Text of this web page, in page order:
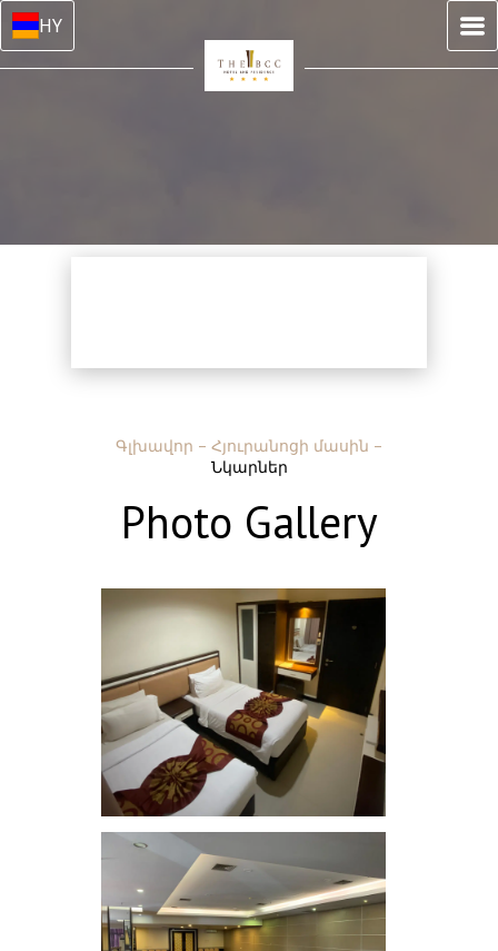
HY
Գլխավոր – Հյուրանոցի մասին –
Նկարներ
Photo Gallery